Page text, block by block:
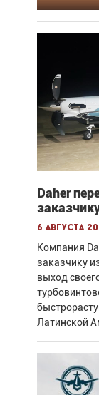
Daher
6 августа
Компания
заказчику
выход
Латинской